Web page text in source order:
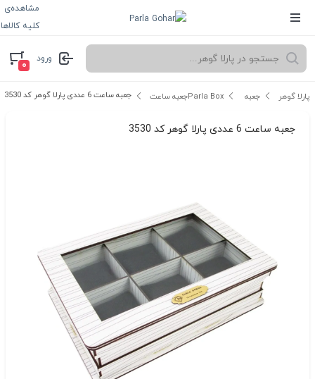
مشاهده‌ی
کلیه کالاها
ورود
۰
پارلا گوهر جعبه Parla Box جعبه ساعت جعبه ساعت 6 عددی پارلا گوهر کد 3530
جعبه ساعت 6 عددی پارلا گوهر کد 3530